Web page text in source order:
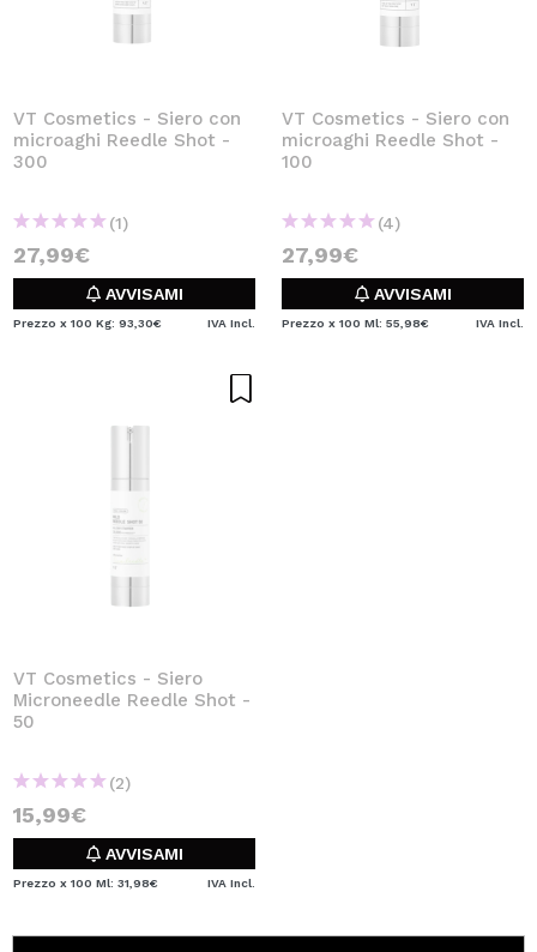
VT Cosmetics - Siero con
microaghi Reedle Shot -
300
(1)
27,99€
AVVISAMI
Prezzo x 100 Kg: 93,30€ IVA Incl.
VT Cosmetics - Siero con
microaghi Reedle Shot -
100
(4)
27,99€
AVVISAMI
Prezzo x 100 Ml: 55,98€ IVA Incl.
VT Cosmetics - Siero
Microneedle Reedle Shot -
50
(2)
15,99€
AVVISAMI
Prezzo x 100 Ml: 31,98€ IVA Incl.